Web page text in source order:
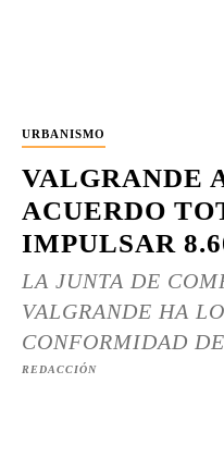
URBANISMO
VALGRANDE
ACUERDO
IMPULSAR
LA JUNTA DE
VALGRANDE HA
CONFORMIDAD
REDACCIÓN